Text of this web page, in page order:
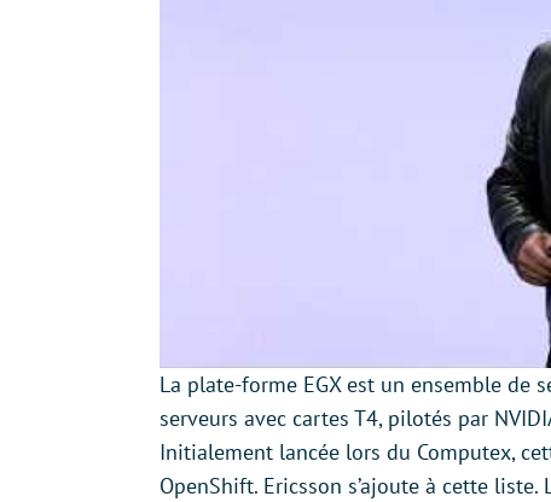
La plate-forme EGX est un ensemble de
serveurs avec cartes T4, pilotés par
Initialement lancée lors du Computex,
OpenShift. Ericsson s’ajoute à cette